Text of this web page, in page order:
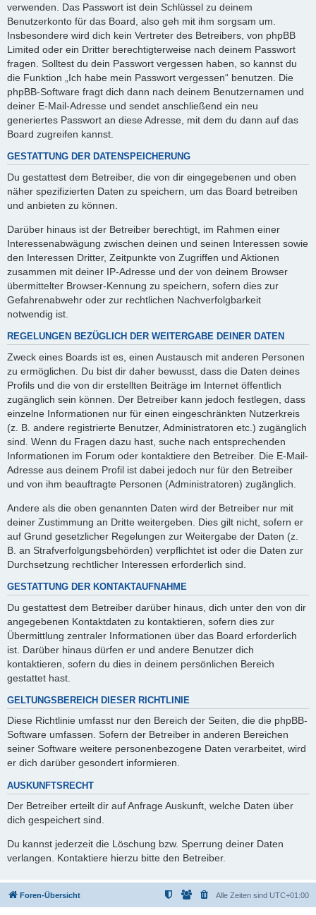
verwenden. Das Passwort ist dein Schlüssel zu deinem
Benutzerkonto für das Board, also geh mit ihm sorgsam um.
Insbesondere wird dich kein Vertreter des Betreibers, von phpBB
Limited oder ein Dritter berechtigterweise nach deinem Passwort
fragen. Solltest du dein Passwort vergessen haben, so kannst du
die Funktion „Ich habe mein Passwort vergessen“ benutzen. Die
phpBB-Software fragt dich dann nach deinem Benutzernamen und
deiner E-Mail-Adresse und sendet anschließend ein neu
generiertes Passwort an diese Adresse, mit dem du dann auf das
Board zugreifen kannst.
GESTATTUNG DER DATENSPEICHERUNG
Du gestattest dem Betreiber, die von dir eingegebenen und oben
näher spezifizierten Daten zu speichern, um das Board betreiben
und anbieten zu können.
Darüber hinaus ist der Betreiber berechtigt, im Rahmen einer
Interessenabwägung zwischen deinen und seinen Interessen sowie
den Interessen Dritter, Zeitpunkte von Zugriffen und Aktionen
zusammen mit deiner IP-Adresse und der von deinem Browser
übermittelter Browser-Kennung zu speichern, sofern dies zur
Gefahrenabwehr oder zur rechtlichen Nachverfolgbarkeit
notwendig ist.
REGELUNGEN BEZÜGLICH DER WEITERGABE DEINER DATEN
Zweck eines Boards ist es, einen Austausch mit anderen Personen
zu ermöglichen. Du bist dir daher bewusst, dass die Daten deines
Profils und die von dir erstellten Beiträge im Internet öffentlich
zugänglich sein können. Der Betreiber kann jedoch festlegen, dass
einzelne Informationen nur für einen eingeschränkten Nutzerkreis
(z. B. andere registrierte Benutzer, Administratoren etc.) zugänglich
sind. Wenn du Fragen dazu hast, suche nach entsprechenden
Informationen im Forum oder kontaktiere den Betreiber. Die E-Mail-
Adresse aus deinem Profil ist dabei jedoch nur für den Betreiber
und von ihm beauftragte Personen (Administratoren) zugänglich.
Andere als die oben genannten Daten wird der Betreiber nur mit
deiner Zustimmung an Dritte weitergeben. Dies gilt nicht, sofern er
auf Grund gesetzlicher Regelungen zur Weitergabe der Daten (z.
B. an Strafverfolgungsbehörden) verpflichtet ist oder die Daten zur
Durchsetzung rechtlicher Interessen erforderlich sind.
GESTATTUNG DER KONTAKTAUFNAHME
Du gestattest dem Betreiber darüber hinaus, dich unter den von dir
angegebenen Kontaktdaten zu kontaktieren, sofern dies zur
Übermittlung zentraler Informationen über das Board erforderlich
ist. Darüber hinaus dürfen er und andere Benutzer dich
kontaktieren, sofern du dies in deinem persönlichen Bereich
gestattet hast.
GELTUNGSBEREICH DIESER RICHTLINIE
Diese Richtlinie umfasst nur den Bereich der Seiten, die die phpBB-
Software umfassen. Sofern der Betreiber in anderen Bereichen
seiner Software weitere personenbezogene Daten verarbeitet, wird
er dich darüber gesondert informieren.
AUSKUNFTSRECHT
Der Betreiber erteilt dir auf Anfrage Auskunft, welche Daten über
dich gespeichert sind.
Du kannst jederzeit die Löschung bzw. Sperrung deiner Daten
verlangen. Kontaktiere hierzu bitte den Betreiber.
Foren-Übersicht Alle Zeiten sind UTC+01:00